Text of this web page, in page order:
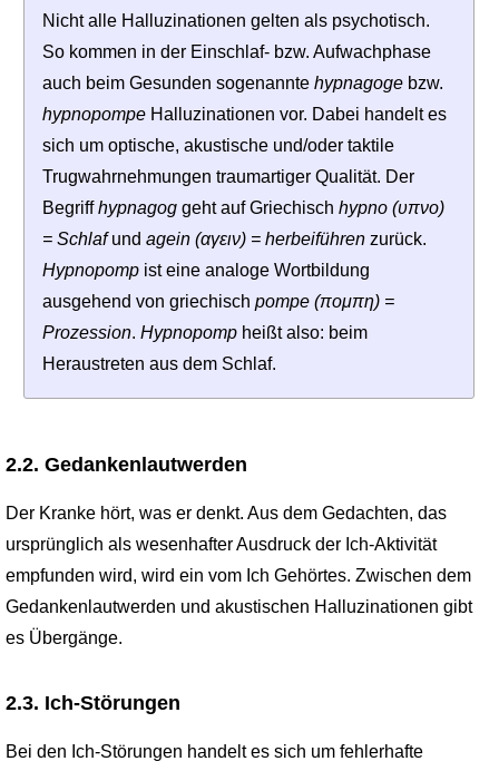
Nicht alle Halluzinationen gelten als psychotisch.
So kommen in der Einschlaf- bzw. Aufwachphase
auch beim Gesunden sogenannte hypnagogebzw.
hypnopompeHalluzinationen vor. Dabei handelt es
sich um optische, akustische und/oder taktile
Trugwahrnehmungen traumartiger Qualität. Der
Begriffhypnagoggeht auf Griechisch hypno (υπνο)
= Schlafund agein (αγειν) = herbeiführenzurück.
Hypnopompist eine analoge Wortbildung
ausgehend von griechisch pompe (πομπη) =
Prozession. Hypnopompheißt also: beim
Heraustreten aus dem Schlaf.
2.2. Gedankenlautwerden
Der Kranke hört, was er denkt. Aus dem Gedachten, das
ursprünglich als wesenhafter Ausdruck der Ich-Aktivität
empfunden wird, wird ein vom Ich Gehörtes. Zwischen dem
Gedankenlautwerden und akustischen Halluzinationen gibt
es Übergänge.
2.3. Ich-Störungen
Bei den Ich-Störungen handelt es sich um fehlerhafte